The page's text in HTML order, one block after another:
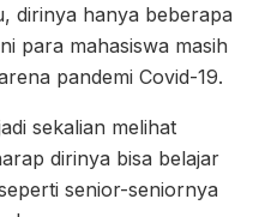
dirinya hanya beberapa
para mahasiswa masih
pandemi Covid-19.
sekalian melihat
dirinya bisa belajar
senior-seniornya